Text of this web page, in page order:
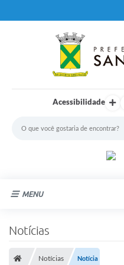
Acessibilidade
MENU
Notícias
Notícias Notícia